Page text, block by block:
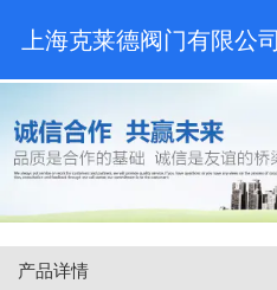
上海克莱德阀门有限公司
产品详情